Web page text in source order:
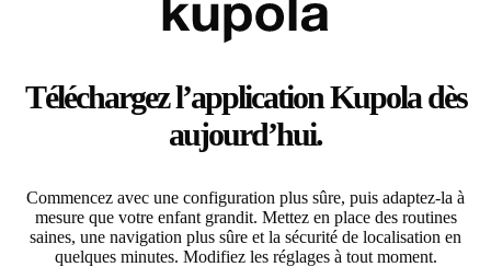
Téléchargez l’application Kupola dès
aujourd’hui.
Commencez avec une configuration plus sûre, puis adaptez-la à
mesure que votre enfant grandit. Mettez en place des routines
saines, une navigation plus sûre et la sécurité de localisation en
quelques minutes. Modifiez les réglages à tout moment.